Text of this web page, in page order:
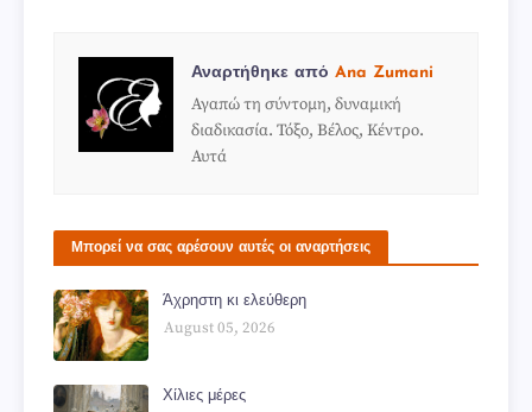
Αναρτήθηκε από Ana Zumani
Αγαπώ τη σύντομη, δυναμική
διαδικασία. Τόξο, Βέλος, Κέντρο.
Αυτά
Μπορεί να σας αρέσουν αυτές οι αναρτήσεις
Άχρηστη κι ελεύθερη
August 05, 2026
Χίλιες μέρες